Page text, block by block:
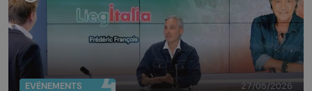
EVÈNEMENTS 27/05/2026